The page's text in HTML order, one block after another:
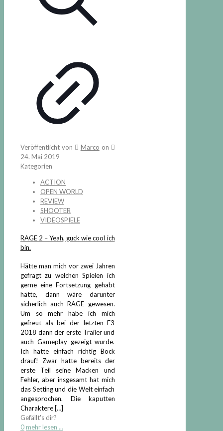
Veröffentlicht von Marco on
24. Mai 2019
Kategorien
ACTION
OPEN WORLD
REVIEW
SHOOTER
VIDEOSPIELE
RAGE 2 – Yeah, guck wie cool ich
bin.
Hätte man mich vor zwei Jahren
gefragt zu welchen Spielen ich
gerne eine Fortsetzung gehabt
hätte, dann wäre darunter
sicherlich auch RAGE gewesen.
Um so mehr habe ich mich
gefreut als bei der letzten E3
2018 dann der erste Trailer und
auch Gameplay gezeigt wurde.
Ich hatte einfach richtig Bock
drauf! Zwar hatte bereits der
erste Teil seine Macken und
Fehler, aber insgesamt hat mich
das Setting und die Welt einfach
angesprochen. Die kaputten
Charaktere[…]
Gefällt's dir?
0 mehr lesen ...